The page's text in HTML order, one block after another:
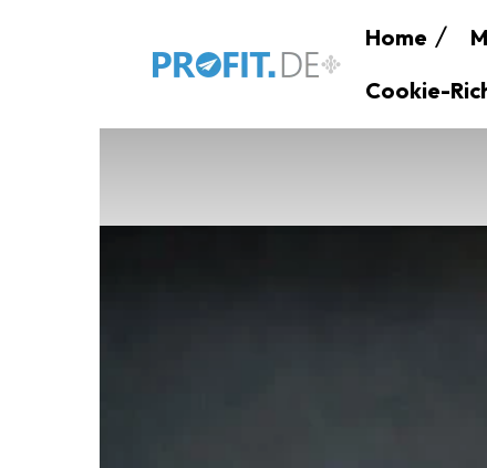
Home
Cookie-